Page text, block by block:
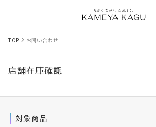
TOP お問い合わせ
店舗在庫確認
対象商品